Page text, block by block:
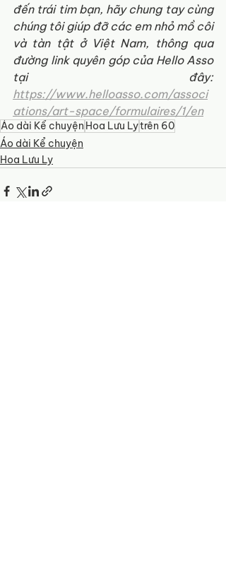
đến trái tim bạn, hãy chung tay cùng
chúng tôi giúp đỡ các em nhỏ mồ côi
và tàn tật ở Việt Nam, thông qua
đường link quyên góp của Hello Asso
tại đây:
https://www.helloasso.com/associ
ations/art-space/formulaires/1/en
Áo dài Kể chuyện Hoa Lưu Lytrên 60
Áo dài Kể chuyện
Hoa Lưu Ly